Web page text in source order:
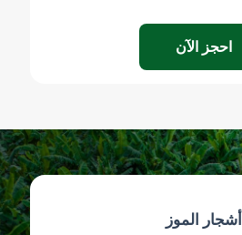
احجز الآن
أشجار الموز